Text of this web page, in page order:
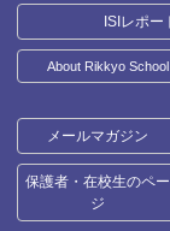
ISIレポー
About Rikkyo
メールマガジン
保護者・在校生のペー
ジ